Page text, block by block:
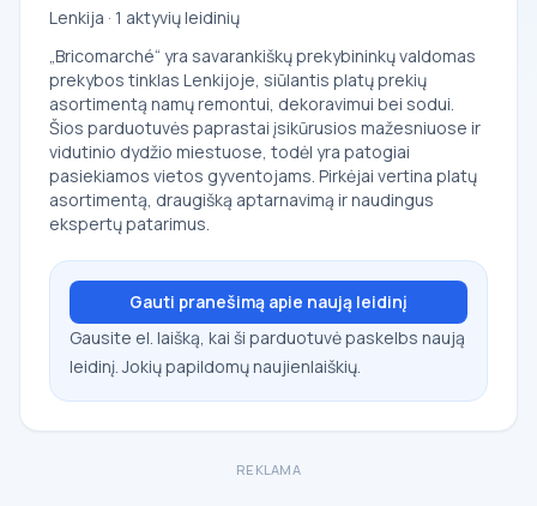
Lenkija · 1 aktyvių leidinių
„Bricomarché“ yra savarankiškų prekybininkų valdomas
prekybos tinklas Lenkijoje, siūlantis platų prekių
asortimentą namų remontui, dekoravimui bei sodui.
Šios parduotuvės paprastai įsikūrusios mažesniuose ir
vidutinio dydžio miestuose, todėl yra patogiai
pasiekiamos vietos gyventojams. Pirkėjai vertina platų
asortimentą, draugišką aptarnavimą ir naudingus
ekspertų patarimus.
Gauti pranešimą apie naują leidinį
Gausite el. laišką, kai ši parduotuvė paskelbs naują
leidinį. Jokių papildomų naujienlaiškių.
REKLAMA